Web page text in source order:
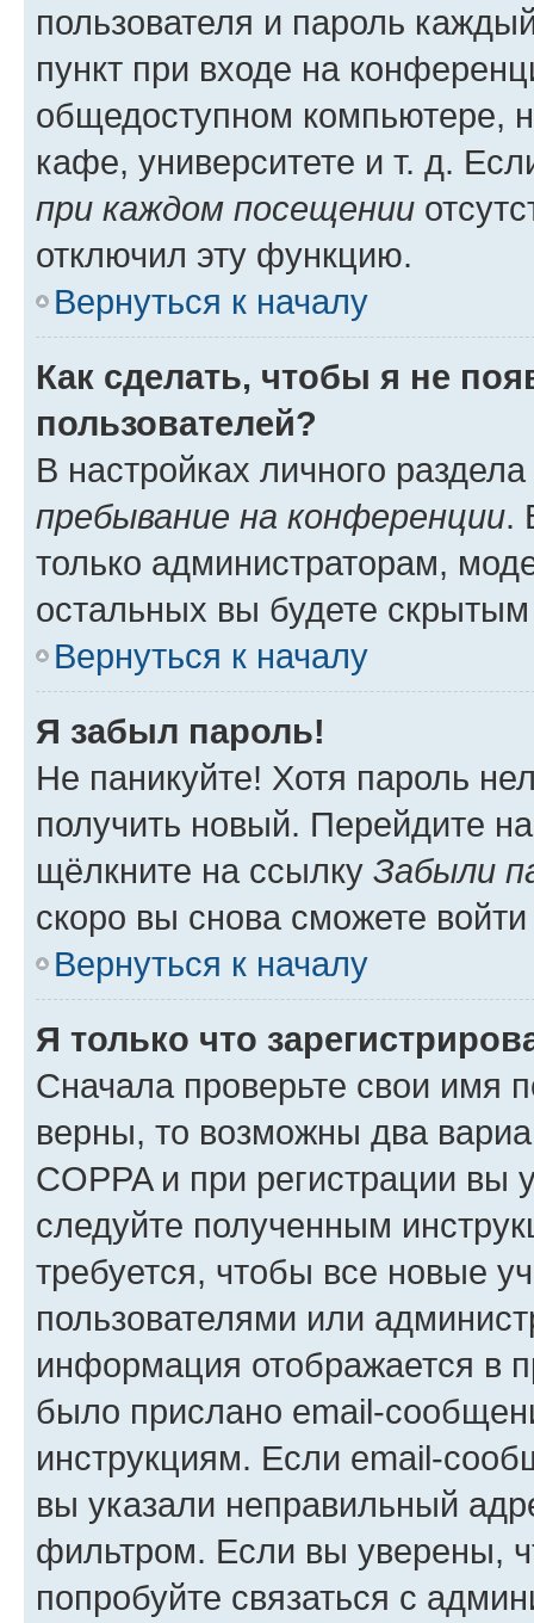
пользователя и пароль
пункт при входе на
общедоступном компьютере,
кафе, университете и т. д.
при каждом посещении
отключил эту функцию.
Вернуться к началу
Как сделать, чтобы я не
пользователей?
В настройках личного
пребывание на конференции.
только администраторам,
остальных вы будете
Вернуться к началу
Я забыл пароль!
Не паникуйте! Хотя пароль
получить новый. Перейдите
щёлкните на ссылку Забыли
скоро вы снова сможете
Вернуться к началу
Я только что
Сначала проверьте свои имя
верны, то возможны два
COPPA и при регистрации вы
следуйте полученным
требуется, чтобы все новые
пользователями или
информация отображается в
было прислано email-
инструкциям. Если email-
вы указали неправильный
фильтром. Если вы уверены,
попробуйте связаться с